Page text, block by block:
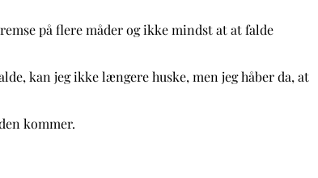
på flere måder og ikke mindst at at falde
kan jeg ikke længere huske, men jeg håber da, at
kommer.